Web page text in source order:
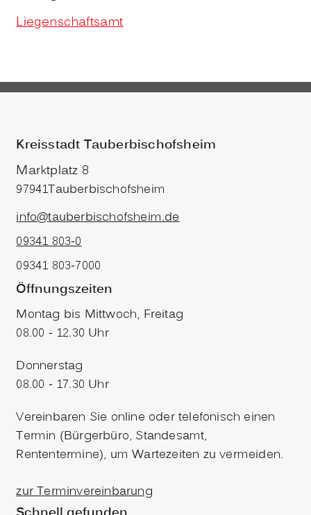
Liegenschaftsamt
Kreisstadt Tauberbischofsheim
Marktplatz 8
97941Tauberbischofsheim
info@tauberbischofsheim.de
09341 803-0
09341 803-7000
Öffnungszeiten
Montag bis Mittwoch, Freitag
08.00 - 12.30 Uhr
Donnerstag
08.00 - 17.30 Uhr
Vereinbaren Sie online oder telefonisch einen
Termin (Bürgerbüro, Standesamt,
Rententermine), um Wartezeiten zu vermeiden.
zur Terminvereinbarung